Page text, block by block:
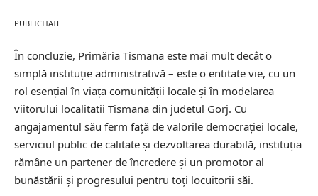
PUBLICITATE
În concluzie, Primăria Tismana este mai mult decât o
simplă instituție administrativă – este o entitate vie, cu un
rol esențial în viața comunității locale și în modelarea
viitorului localitatii Tismana din judetul Gorj. Cu
angajamentul său ferm față de valorile democrației locale,
serviciul public de calitate și dezvoltarea durabilă, instituția
rămâne un partener de încredere și un promotor al
bunăstării și progresului pentru toți locuitorii săi.